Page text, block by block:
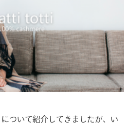
ついて紹介してきましたが、い